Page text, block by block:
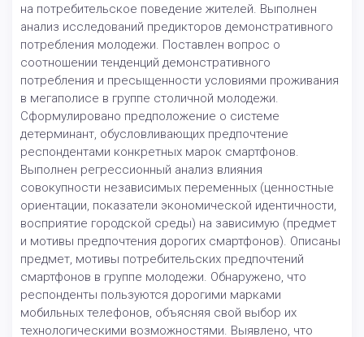
на потребительское поведение жителей. Выполнен
анализ исследований предикторов демонстративного
потребления молодежи. Поставлен вопрос о
соотношении тенденций демонстративного
потребления и пресыщенности условиями проживания
в мегаполисе в группе столичной молодежи.
Сформулировано предположение о системе
детерминант, обусловливающих предпочтение
респондентами конкретных марок смартфонов.
Выполнен регрессионный анализ влияния
совокупности независимых переменных (ценностные
ориентации, показатели экономической идентичности,
восприятие городской среды) на зависимую (предмет
и мотивы предпочтения дорогих смартфонов). Описаны
предмет, мотивы потребительских предпочтений
смартфонов в группе молодежи. Обнаружено, что
респонденты пользуются дорогими марками
мобильных телефонов, объясняя свой выбор их
технологическими возможностями. Выявлено, что